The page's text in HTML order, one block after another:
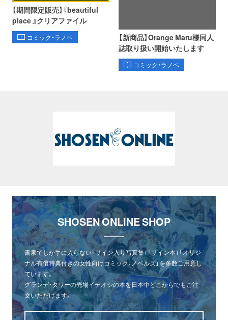
【期間限定販売】『beautiful
place 』クリアファイル
コミック・ラノベ
【新商品】Orange Maru様同人
誌取り扱い開始いたします
コミック・ラノベ
SHOSEN ONLINE SHOP
書泉でしか手に入らない「サイン入り写真集」「サイン本」「オリジ
ナル有償特典付きの女性向けコミック、ノベルズ」を多数ご用意し
ています。
グランデ・タワーの売場イチオシの本を日本中どこからでもご注
文いただけます。